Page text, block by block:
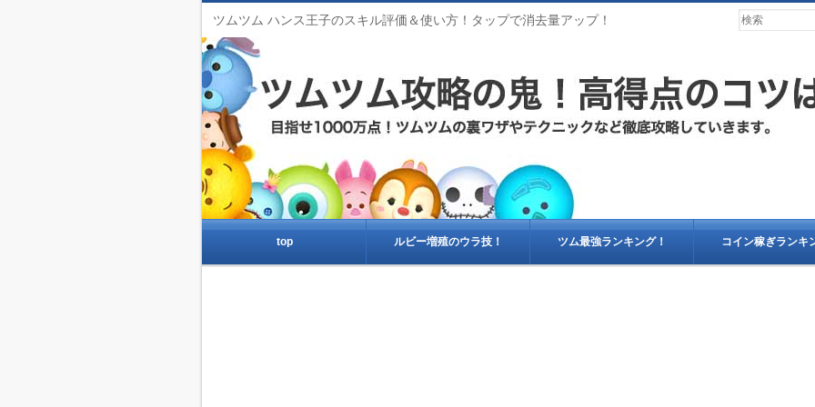
ツムツム ハンス王子のスキル評価＆使い方！タップで消去量アップ！
top ルビー増殖のウラ技！ ツム最強ランキング！ コイン稼ぎランキ